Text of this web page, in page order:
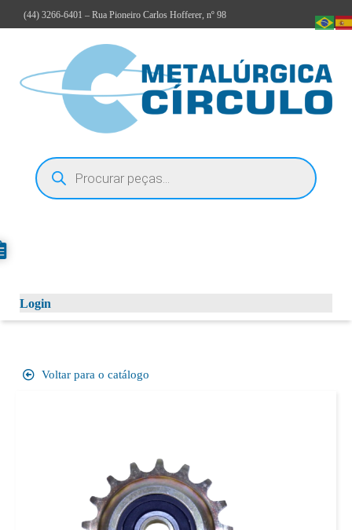
(44) 3266-6401 – Rua Pioneiro Carlos Hofferer, nº 98
Login
Voltar para o catálogo